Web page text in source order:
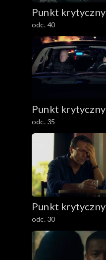
Punkt krytyczny
odc. 40
Punkt krytyczny
odc. 35
Punkt krytyczny
odc. 30